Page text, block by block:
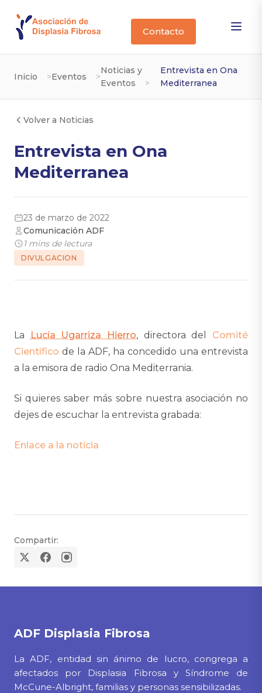
Contacto
Inicio Eventos
Noticias y
Eventos
Entrevista en Ona
Mediterranea
Volver a Noticias
Entrevista en Ona
Mediterranea
23 de marzo de 2022
Comunicación ADF
1 mins de lectura
DIVULGACION
La Lucía Ugarriza Hierro, directora del Comité
Científico de la ADF, ha concedido una entrevista
a la emisora de radio Ona Mediterrania.
Si quieres saber más sobre nuestra asociación no
dejes de escuchar la entrevista grabada:
Enlace a la noticia
Compartir:
ADF Displasia Fibrosa
La ADF, entidad sin ánimo de lucro, congrega a
afectados por Displasia Fibrosa y Síndrome de
McCune-Albright, familias y personas sensibilizadas.